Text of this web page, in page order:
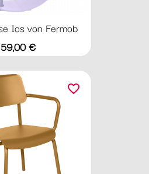
Ios von Fermob
Preis
59,00 €
favorite_border